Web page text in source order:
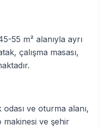
55 m² alanıyla ayrı
çalışma masası,
ve oturma alanı,
makinesi ve şehir